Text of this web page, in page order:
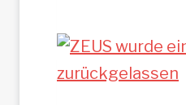
a
t
A